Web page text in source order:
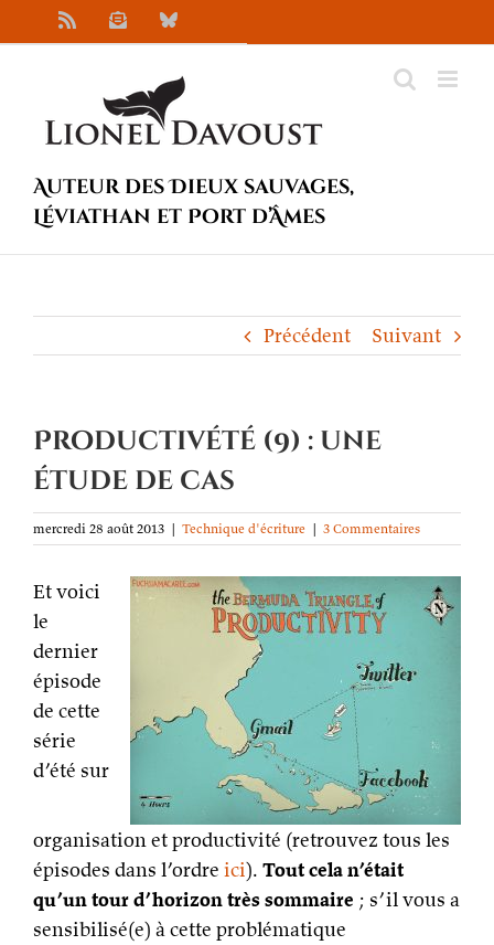
au
NewsletterBluesky
Auteur des Dieux sauvages,
Léviathan et Port d’Âmes
Précédent Suivant
Productivété (9) : une
étude de cas
mercredi 28 août 2013 | Technique d'écriture | 3 Commentaires
Et voici
le
dernier
épisode
de cette
série
d’été sur
organisation et productivité (retrouvez tous les
épisodes dans l’ordre ici). Tout cela n’était
qu’un tour d’horizon très sommaire ; s’il vous a
sensibilisé(e) à cette problématique